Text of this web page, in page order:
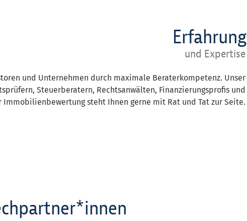
Erfahrung
und Expertise
und Unternehmen durch maximale Beraterkompetenz. Unser
Steuerberatern, Rechtsanwälten, Finanzierungsprofis und
Immobilienbewertung steht Ihnen gerne mit Rat und Tat zur Seite.